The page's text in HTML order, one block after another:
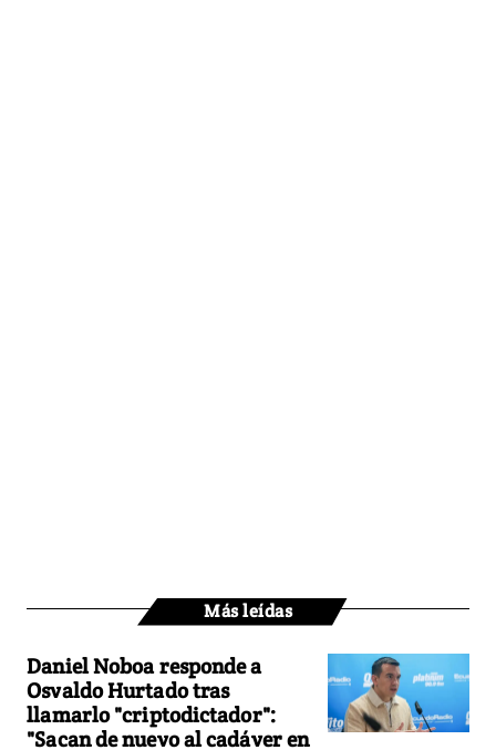
Más leídas
Daniel Noboa responde a
Osvaldo Hurtado tras
llamarlo "criptodictador":
"Sacan de nuevo al cadáver en